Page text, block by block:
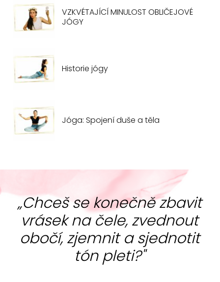
VZKVÉTAJÍCÍ MINULOST OBLIČEJOVÉ
JÓGY
Historie jógy
Jóga: Spojení duše a těla
„Chceš se konečně zbavit
vrásek na čele, zvednout
obočí, zjemnit a sjednotit
tón pleti?"